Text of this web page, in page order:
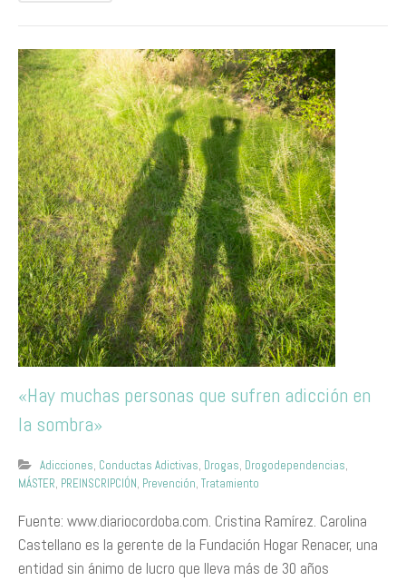
«Hay muchas personas que sufren adicción en
la sombra»
Adicciones, Conductas Adictivas, Drogas, Drogodependencias,
MÁSTER, PREINSCRIPCIÓN, Prevención, Tratamiento
Fuente: www.diariocordoba.com. Cristina Ramírez. Carolina
Castellano es la gerente de la Fundación Hogar Renacer, una
entidad sin ánimo de lucro que lleva más de 30 años